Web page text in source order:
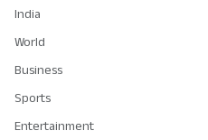
India
World
Business
Sports
Entertainment